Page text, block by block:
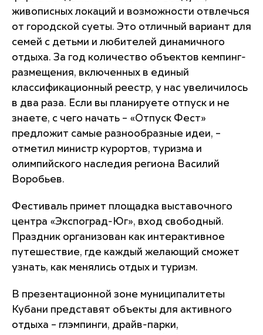
живописных локаций и возможности отвлечься
от городской суеты. Это отличный вариант для
семей с детьми и любителей динамичного
отдыха. За год количество объектов кемпинг-
размещения, включенных в единый
классификационный реестр, у нас увеличилось
в два раза. Если вы планируете отпуск и не
знаете, с чего начать – «Отпуск Фест»
предложит самые разнообразные идеи, –
отметил министр курортов, туризма и
олимпийского наследия региона Василий
Воробьев.
Фестиваль примет площадка выставочного
центра «Экспоград-Юг», вход свободный.
Праздник организован как интерактивное
путешествие, где каждый желающий сможет
узнать, как менялись отдых и туризм.
В презентационной зоне муниципалитеты
Кубани представят объекты для активного
отдыха – глэмпинги, драйв-парки,